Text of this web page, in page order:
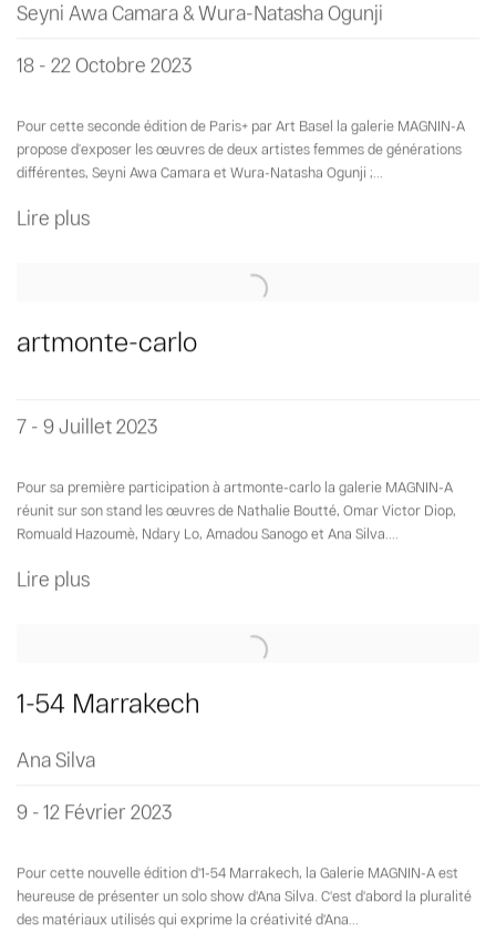
Seyni Awa Camara & Wura-Natasha Ogunji
18 - 22 Octobre 2023
Pour cette seconde édition de Paris+ par Art Basel la galerie MAGNIN-A
propose d’exposer les œuvres de deux artistes femmes de générations
différentes, Seyni Awa Camara et Wura-Natasha Ogunji ;...
Lire plus
artmonte-carlo
7 - 9 Juillet 2023
Pour sa première participation à artmonte-carlo la galerie MAGNIN-A
réunit sur son stand les œuvres de Nathalie Boutté, Omar Victor Diop,
Romuald Hazoumè, Ndary Lo, Amadou Sanogo et Ana Silva....
Lire plus
1-54 Marrakech
Ana Silva
9 - 12 Février 2023
Pour cette nouvelle édition d'1-54 Marrakech, la Galerie MAGNIN-A est
heureuse de présenter un solo show d'Ana Silva. C'est d'abord la pluralité
des matériaux utilisés qui exprime la créativité d'Ana...